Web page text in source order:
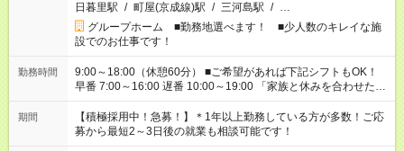
日暮里駅 / 町屋(京成線)駅 / 三河島駅 / …
グループホーム ■勤務地選べます！ ■少人数のキレイな施
設でのお仕事です！
勤務時間
9:00～18:00（休憩60分） ■ご希望があれば下記シフトもOK！
早番 7:00～16:00 遅番 10:00～19:00 「家族と休みを合わせた
い」 「余裕を持って夕飯の準備がしたい」 「できれば残業はし
たくない」 など、ご希望を教えてくださいね。 ※Wワーク希望
の方へ 今ご覧のお仕事で希望する勤務時間と、もう1つのお仕事
の勤務時間。 合計で週40時間を超える場合は応募できません。
期間
【積極採用中！急募！】＊1年以上勤務している方が多数！ご応
募から最短2～3日後の就業も相談可能です！